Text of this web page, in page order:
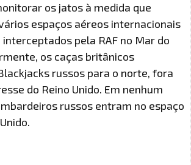
os jatos à medida que
espaços aéreos internacionais
pela RAF no Mar do
os caças britânicos
russos para o norte, fora
do Reino Unido. Em nenhum
russos entram no espaço